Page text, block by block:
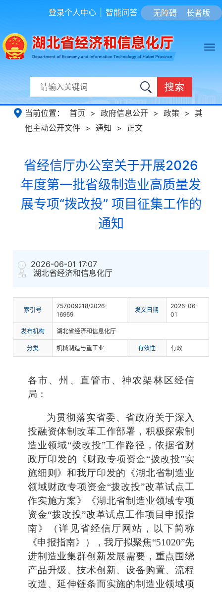
无障碍 长者版
登录个人中心 智能问答
搜索
当前位置： 首页 > 政府信息公开 > 政策 > 其
他主动公开文件 > 通知 > 正文
省经信厅办公室关于开展2026
年度第一批省级制造业高质量发
展专项“拨改投” 项目征集工作的
通知
2026-06-01 17:07
湖北省经济和信息化厅
索引 号
757009218/2026-
16959
发文日期
2026-06-
01
发布机构 湖北省经济和信息化厅
分类 机械制造与重工业 有效性 有效
各市、州、直管市、神农架林区经信
局：
为贯彻落实省委、省政府关于深入
投融资体制改革工作部署，积极探索制
造业领域“拨改投”工作路径，依据省财
政厅印发的《财政专项资金“拨改投”实
施细则》和我厅印发的《湖北省制造业
领域财政专项资金“拨改投”改革试点工
作实施方案》《湖北省制造业领域专项
资金“拨改投”改革试点工作项目申报指
南》（详见省经信厅网站，以下简称
《申报指南》），我厅拟聚焦“51020”先
进制造业集群创新发展需要，重点围绕
产品升级、技术创新、设备购置、流程
改造、延伸链条而实施的制造业领域项